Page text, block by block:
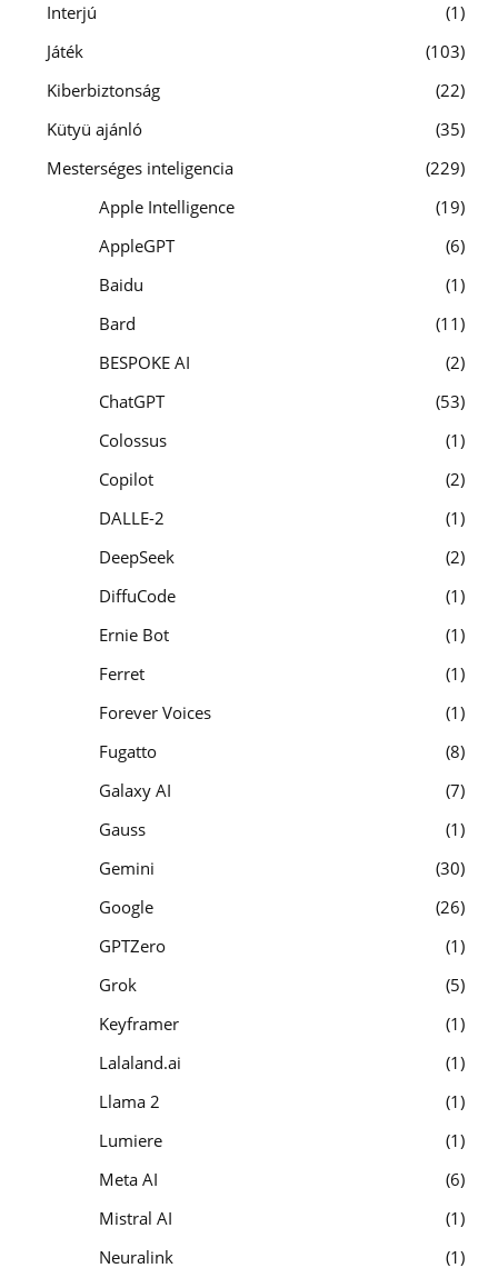
Interjú
1
Játék
103
Kiberbiztonság
22
Kütyü ajánló
35
Mesterséges inteligencia
229
Apple Intelligence
19
AppleGPT
6
Baidu
1
Bard
11
BESPOKE AI
2
ChatGPT
53
Colossus
1
Copilot
2
DALLE-2
1
DeepSeek
2
DiffuCode
1
Ernie Bot
1
Ferret
1
Forever Voices
1
Fugatto
8
Galaxy AI
7
Gauss
1
Gemini
30
Google
26
GPTZero
1
Grok
5
Keyframer
1
Lalaland.ai
1
Llama 2
1
Lumiere
1
Meta AI
6
Mistral AI
1
Neuralink
1